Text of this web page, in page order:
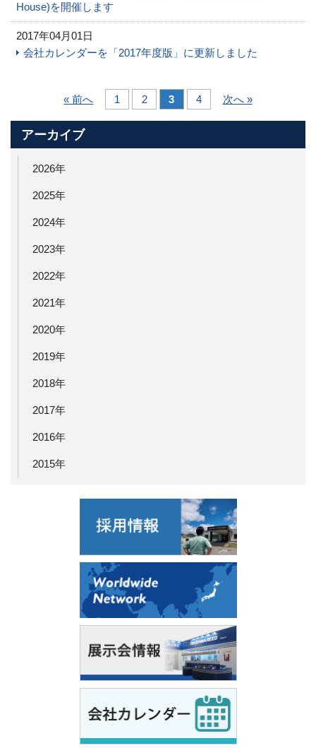
House)を開催します
2017年04月01日
会社カレンダーを「2017年度版」に更新しました
« 前へ 1 2 3 4 次へ »
アーカイブ
2026年
2025年
2024年
2023年
2022年
2021年
2020年
2019年
2018年
2017年
2016年
2015年